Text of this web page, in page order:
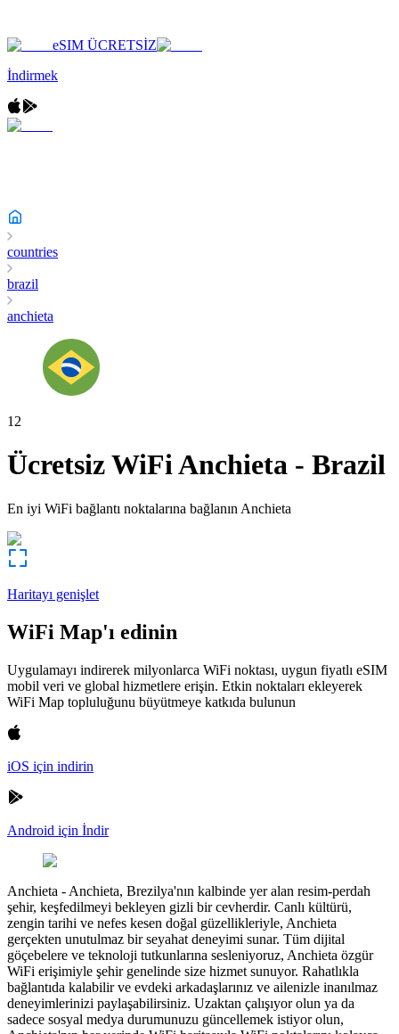
eSIM ÜCRETSİZ
İndirmek
countries
brazil
anchieta
12
Ücretsiz WiFiAnchieta - Brazil
En iyi WiFi bağlantı noktalarına bağlanın Anchieta
Haritayı genişlet
WiFi Map'ı edinin
Uygulamayı indirerek milyonlarca WiFi noktası, uygun fiyatlı eSIM
mobil veri ve global hizmetlere erişin. Etkin noktaları ekleyerek
WiFi Map topluluğunu büyütmeye katkıda bulunun
iOS için indirin
Android için İndir
Anchieta - Anchieta, Brezilya'nın kalbinde yer alan resim-perdah
şehir, keşfedilmeyi bekleyen gizli bir cevherdir. Canlı kültürü,
zengin tarihi ve nefes kesen doğal güzellikleriyle, Anchieta
gerçekten unutulmaz bir seyahat deneyimi sunar. Tüm dijital
göçebelere ve teknoloji tutkunlarına sesleniyoruz, Anchieta özgür
WiFi erişimiyle şehir genelinde size hizmet sunuyor. Rahatlıkla
bağlantıda kalabilir ve evdeki arkadaşlarınız ve ailenizle inanılmaz
deneyimlerinizi paylaşabilirsiniz. Uzaktan çalışıyor olun ya da
sadece sosyal medya durumunuzu güncellemek istiyor olun,